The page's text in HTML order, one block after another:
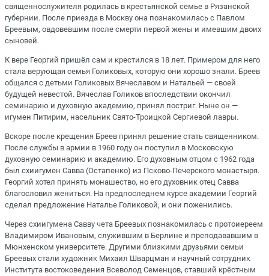
священнослужителя родилась в крестьянской семье в Рязанской
губернии. После приезда в Москву она познакомилась с Павлом
Бреевым, овдовевшим после смерти первой жены и имевшим двоих
сыновей.
К вере Георгий пришёл сам и крестился в 18 лет. Примером для него
стала верующая семья Голиковых, которую они хорошо знали. Бреев
общался с детьми Голиковых Вячеславом и Натальей — своей
будущей невестой. Вячеслав Голиков впоследствии окончил
семинарию и духовную академию, принял постриг. Ныне он —
игумен Питирим, насельник Свято-Троицкой Сергиевой лавры.
Вскоре после крещения Бреев принял решение стать священником.
После службы в армии в 1960 году он поступил в Московскую
духовную семинарию и академию. Его духовным отцом с 1962 года
был схиигумен Савва (Остапенко) из Псково-Печерского монастыря.
Георгий хотел принять монашество, но его духовник отец Савва
благословил жениться. На предпоследнем курсе академии Георгий
сделал предложение Наталье Голиковой, и они поженились.
Через схиигумена Савву чета Бреевых познакомилась с протоиереем
Владимиром Ивановым, служившим в Берлине и преподававшим в
Мюнхенском университете. Другими близкими друзьями семьи
Бреевых стали художник Михаил Шварцман и научный сотрудник
Института востоковедения Всеволод Семенцов, ставший крёстным